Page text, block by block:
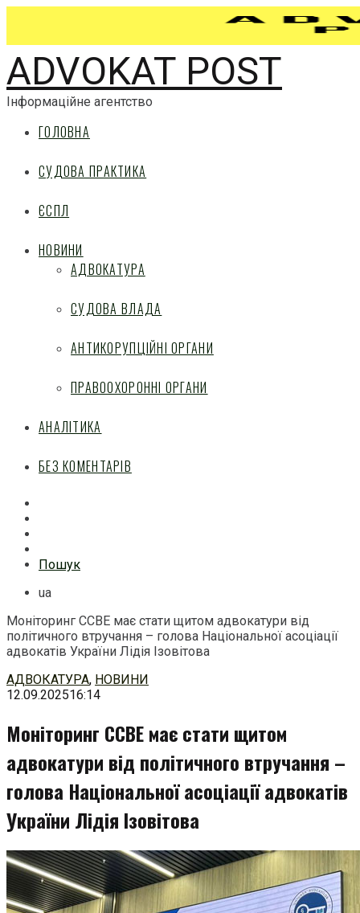
ADVOKAT POST
Інформаційне агентство
ГОЛОВНА
СУДОВА ПРАКТИКА
ЄСПЛ
НОВИНИ
АДВОКАТУРА
СУДОВА ВЛАДА
АНТИКОРУПЦІЙНІ ОРГАНИ
ПРАВООХОРОННІ ОРГАНИ
АНАЛІТИКА
БЕЗ КОМЕНТАРІВ
Пошук
ua
Моніторинг CCBE має стати щитом адвокатури від
політичного втручання – голова Національної асоціації
адвокатів України Лідія Ізовітова
Перейти
до
АДВОКАТУРА, НОВИНИ
12.09.202516:14
Моніторинг CCBE має стати щитом
адвокатури від політичного втручання –
голова Національної асоціації адвокатів
України Лідія Ізовітова